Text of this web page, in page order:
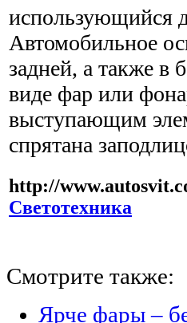
использующийся
Автомобильное
задней, а также в
виде фар или
выступающим
спрятана
http://
Светотехника
Смотрите также:
Ярче фары –